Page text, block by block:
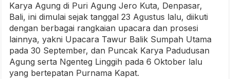
Karya Agung di Puri Agung Jero Kuta, Denpasar,
Bali, ini dimulai sejak tanggal 23 Agustus lalu, diikuti
dengan berbagai rangkaian upacara dan prosesi
lainnya, yakni Upacara Tawur Balik Sumpah Utama
pada 30 September, dan Puncak Karya Padudusan
Agung serta Ngenteg Linggih pada 6 Oktober lalu
yang bertepatan Purnama Kapat.